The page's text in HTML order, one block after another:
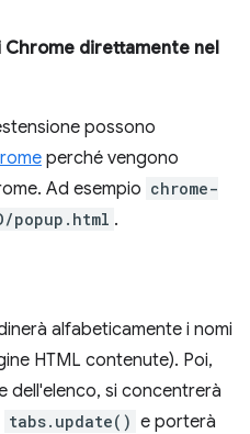
Chrome direttamente nel
possono
perché vengono
Ad esempio chrome-
popup.html .
alfabeticamente i nomi
HTML contenute). Poi,
dell'elenco, si concentrerà
tabs.update() e porterà